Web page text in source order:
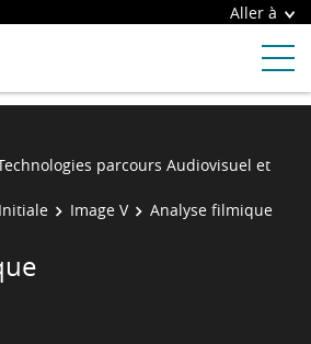
Aller à
parcours Audiovisuel et
Image V Analyse filmique